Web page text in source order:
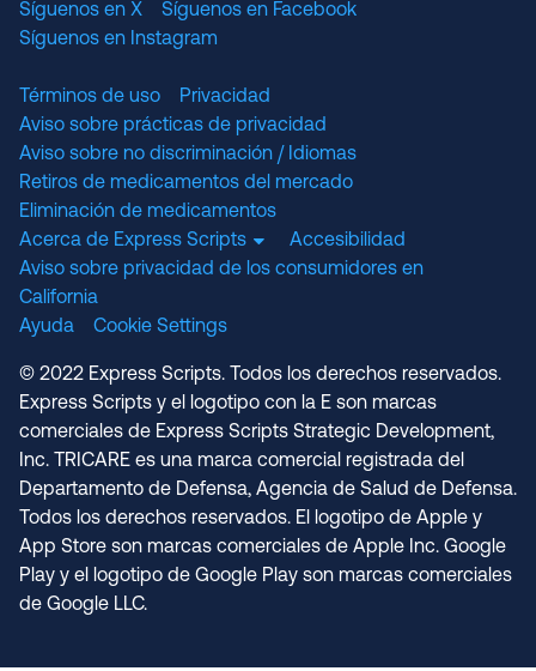
Síguenos en X
Síguenos en Facebook
Síguenos en Instagram
Términos de uso
Privacidad
Aviso sobre prácticas de privacidad
Aviso sobre no discriminación / Idiomas
Retiros de medicamentos del mercado
Eliminación de medicamentos
Acerca de Express Scripts
Accesibilidad
Aviso sobre privacidad de los consumidores en
California
Ayuda
Cookie Settings
© 2022 Express Scripts. Todos los derechos reservados.
Express Scripts y el logotipo con la E son marcas
comerciales de Express Scripts Strategic Development,
Inc. TRICARE es una marca comercial registrada del
Departamento de Defensa, Agencia de Salud de Defensa.
Todos los derechos reservados. El logotipo de Apple y
App Store son marcas comerciales de Apple Inc. Google
Play y el logotipo de Google Play son marcas comerciales
de Google LLC.